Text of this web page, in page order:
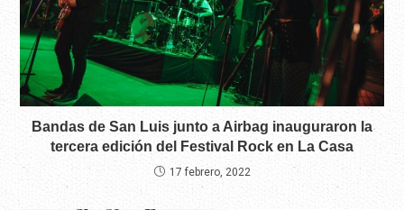
Bandas de San Luis junto a Airbag inauguraron la
tercera edición del Festival Rock en La Casa
17 febrero, 2022